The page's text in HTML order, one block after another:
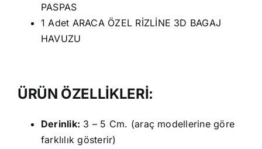
PASPAS
1 Adet ARACA ÖZEL RİZLİNE 3D BAGAJ
HAVUZU
ÜRÜN ÖZELLİKLERİ:
Derinlik: 3 – 5 Cm. (araç modellerine göre
farklılık gösterir)